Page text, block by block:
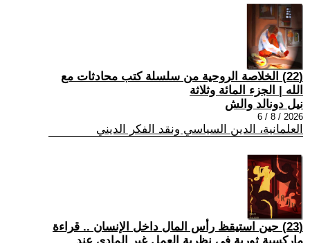
(22) الخلاصة الروحية من سلسلة كتب محادثات مع
الله | الجزء المائة وثلاثة
نيل دونالد والش
2026 / 8 / 6
العلمانية، الدين السياسي ونقد الفكر الديني
(23) حين استيقظ رأس المال داخل الإنسان .. قراءة